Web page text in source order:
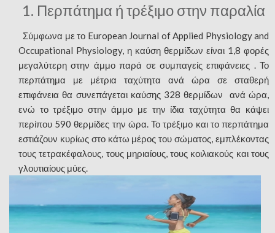
1. Περπάτημα ή τρέξιμο στην παραλία
Σύμφωνα με το European Journal of Applied Physiology and
Occupational Physiology, η καύση θερμίδων είναι 1,8 φορές
μεγαλύτερη στην άμμο παρά σε συμπαγείς επιφάνειες . Το
περπάτημα με μέτρια ταχύτητα ανά ώρα σε σταθερή
επιφάνεια θα συνεπάγεται καύσης 328 θερμίδων ανά ώρα,
ενώ το τρέξιμο στην άμμο με την ίδια ταχύτητα θα κάψει
περίπου 590 θερμίδες την ώρα. Το τρέξιμο και το περπάτημα
εστιάζουν κυρίως στο κάτω μέρος του σώματος, εμπλέκοντας
τους τετρακέφαλους, τους μηριαίους, τους κοιλιακούς και τους
γλουτιαίους μύες.